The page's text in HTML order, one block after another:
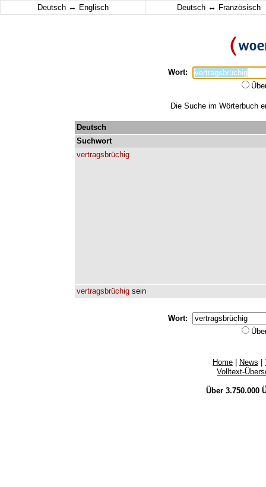
Deutsch ↔ Englisch Deutsch ↔ Französisch
Wort:
Die Suche im Wörterbuch
Deutsch
Suchwort
vertragsbrüchig
vertragsbrüchig sein
Wort:
Home News
Volltext-
Über 3.750.000